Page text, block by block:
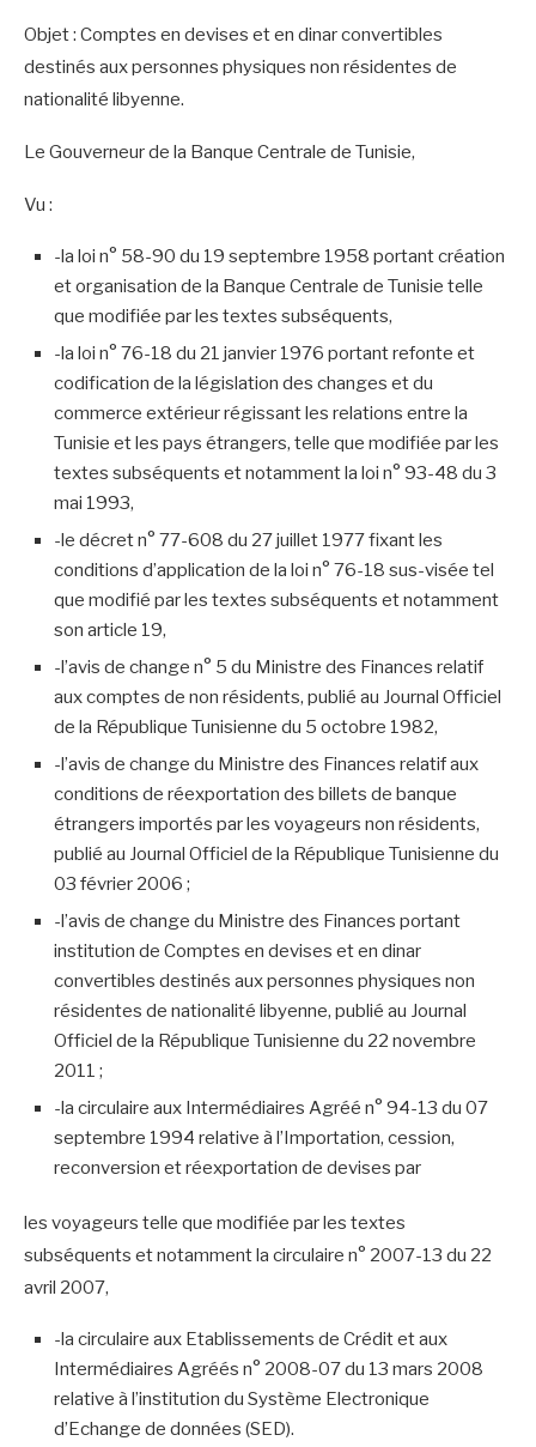
Objet : Comptes en devises et en dinar convertibles
destinés aux personnes physiques non résidentes de
nationalité libyenne.
Le Gouverneur de la Banque Centrale de Tunisie,
Vu :
-la loi n° 58-90 du 19 septembre 1958 portant création
et organisation de la Banque Centrale de Tunisie telle
que modifiée par les textes subséquents,
-la loi n° 76-18 du 21 janvier 1976 portant refonte et
codification de la législation des changes et du
commerce extérieur régissant les relations entre la
Tunisie et les pays étrangers, telle que modifiée par les
textes subséquents et notamment la loi n° 93-48 du 3
mai 1993,
-le décret n° 77-608 du 27 juillet 1977 fixant les
conditions d’application de la loi n° 76-18 sus-visée tel
que modifié par les textes subséquents et notamment
son article 19,
-l’avis de change n° 5 du Ministre des Finances relatif
aux comptes de non résidents, publié au Journal Officiel
de la République Tunisienne du 5 octobre 1982,
-l’avis de change du Ministre des Finances relatif aux
conditions de réexportation des billets de banque
étrangers importés par les voyageurs non résidents,
publié au Journal Officiel de la République Tunisienne du
03 février 2006 ;
-l’avis de change du Ministre des Finances portant
institution de Comptes en devises et en dinar
convertibles destinés aux personnes physiques non
résidentes de nationalité libyenne, publié au Journal
Officiel de la République Tunisienne du 22 novembre
2011 ;
-la circulaire aux Intermédiaires Agréé n° 94-13 du 07
septembre 1994 relative à l’Importation, cession,
reconversion et réexportation de devises par
les voyageurs telle que modifiée par les textes
subséquents et notamment la circulaire n° 2007-13 du 22
avril 2007,
-la circulaire aux Etablissements de Crédit et aux
Intermédiaires Agréés n° 2008-07 du 13 mars 2008
relative à l’institution du Système Electronique
d’Echange de données (SED).